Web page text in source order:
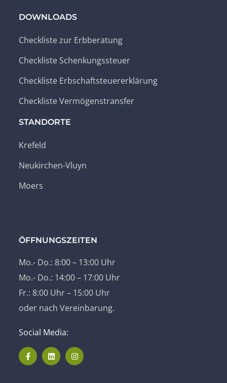
DOWNLOADS
Checkliste zur Erbberatung
Checkliste Schenkungssteuer
Checkliste Erbschaftsteuererklärung
Checkliste Vermögenstransfer
STANDORTE
Krefeld
Neukirchen-Vluyn
Moers
ÖFFNUNGSZEITEN
Mo.- Do.: 8:00 – 13:00 Uhr
Mo.- Do.: 14:00 – 17:00 Uhr
Fr.: 8:00 Uhr – 15:00 Uhr
oder nach Vereinbarung.
Social Media: